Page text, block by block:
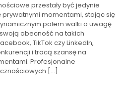
przestały być jedynie
momentami, stając się
polem walki o uwagę
obecność na takich
TikTok czy LinkedIn,
i tracą szansę na
Profesjonalne
[…]